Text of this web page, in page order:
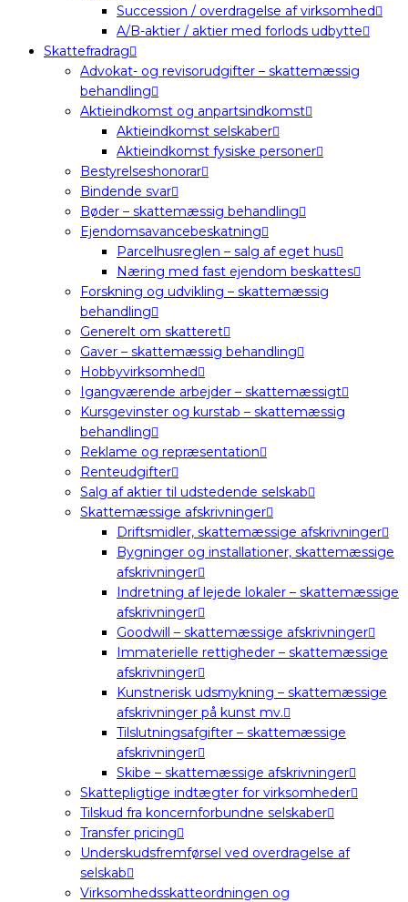
Succession / overdragelse af virksomhed
A/B-aktier / aktier med forlods udbytte
Skattefradrag
Advokat- og revisorudgifter – skattemæssig
behandling
Aktieindkomst og anpartsindkomst
Aktieindkomst selskaber
Aktieindkomst fysiske personer
Bestyrelseshonorar
Bindende svar
Bøder – skattemæssig behandling
Ejendomsavancebeskatning
Parcelhusreglen – salg af eget hus
Næring med fast ejendom beskattes
Forskning og udvikling – skattemæssig
behandling
Generelt om skatteret
Gaver – skattemæssig behandling
Hobbyvirksomhed
Igangværende arbejder – skattemæssigt
Kursgevinster og kurstab – skattemæssig
behandling
Reklame og repræsentation
Renteudgifter
Salg af aktier til udstedende selskab
Skattemæssige afskrivninger
Driftsmidler, skattemæssige afskrivninger
Bygninger og installationer, skattemæssige
afskrivninger
Indretning af lejede lokaler – skattemæssige
afskrivninger
Goodwill – skattemæssige afskrivninger
Immaterielle rettigheder – skattemæssige
afskrivninger
Kunstnerisk udsmykning – skattemæssige
afskrivninger på kunst mv.
Tilslutningsafgifter – skattemæssige
afskrivninger
Skibe – skattemæssige afskrivninger
Skattepligtige indtægter for virksomheder
Tilskud fra koncernforbundne selskaber
Transfer pricing
Underskudsfremførsel ved overdragelse af
selskab
Virksomhedsskatteordningen og